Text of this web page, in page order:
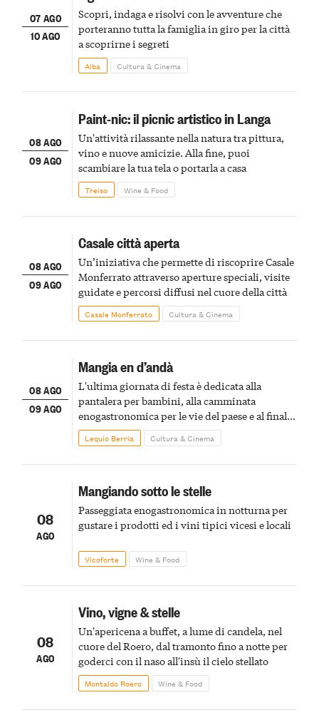
07 AGO
10 AGO
Scopri, indaga e risolvi con le avventure che
porteranno tutta la famiglia in giro per la città
a scoprirne i segreti
Alba Cultura & Cinema
08 AGO
09 AGO
Paint-nic: il picnic artistico in Langa
Un'attività rilassante nella natura tra pittura,
vino e nuove amicizie. Alla fine, puoi
scambiare la tua tela o portarla a casa
Treiso Wine & Food
08 AGO
09 AGO
Casale città aperta
Un’iniziativa che permette di riscoprire Casale
Monferrato attraverso aperture speciali, visite
guidate e percorsi diffusi nel cuore della città
Casale Monferrato Cultura & Cinema
08 AGO
09 AGO
Mangia en d’andà
L'ultima giornata di festa è dedicata alla
pantalera per bambini, alla camminata
enogastronomica per le vie del paese e al finale
pirotecnico
Lequio Berria Cultura & Cinema
08
AGO
Mangiando sotto le stelle
Passeggiata enogastronomica in notturna per
gustare i prodotti ed i vini tipici vicesi e locali
Vicoforte Wine & Food
08
AGO
Vino, vigne & stelle
Un'apericena a buffet, a lume di candela, nel
cuore del Roero, dal tramonto fino a notte per
goderci con il naso all'insù il cielo stellato
Montaldo Roero Wine & Food